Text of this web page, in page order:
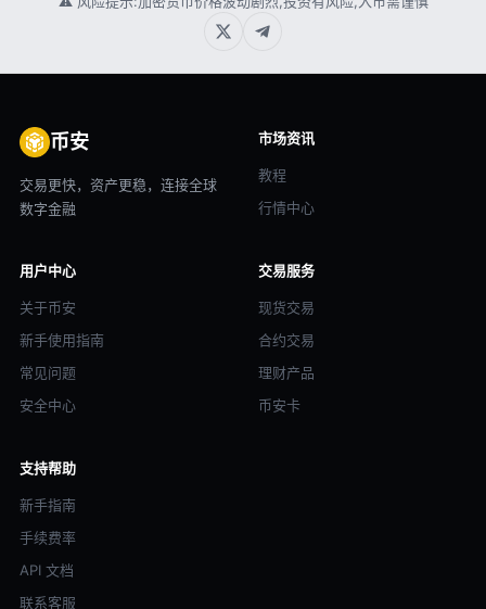
币安
交易更快，资产更稳，连接全球
数字金融
市场资讯
教程
行情中心
用户中心
关于币安
新手使用指南
常见问题
安全中心
交易服务
现货交易
合约交易
理财产品
币安卡
支持帮助
新手指南
手续费率
API 文档
联系客服